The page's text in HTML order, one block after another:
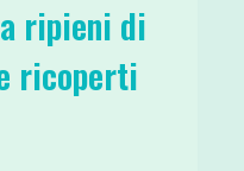
ripieni di
ricoperti